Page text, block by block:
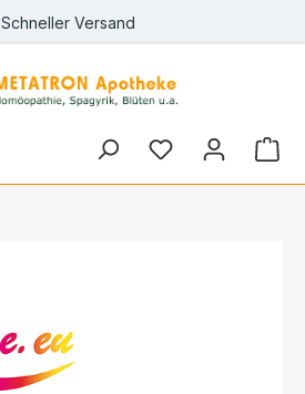
Schneller Versand